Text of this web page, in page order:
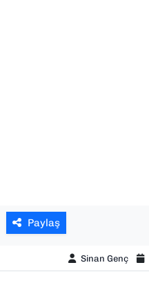
Paylaş
Sinan Genç